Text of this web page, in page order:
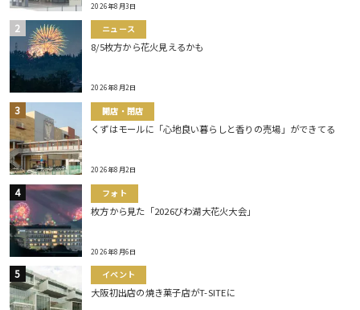
2026年8月3日
ニュース
8/5枚方から花火見えるかも
2026年8月2日
開店・閉店
くずはモールに「心地良い暮らしと香りの売場」ができてる
2026年8月2日
フォト
枚方から見た「2026びわ湖大花火大会」
2026年8月6日
イベント
大阪初出店の焼き菓子店がT-SITEに